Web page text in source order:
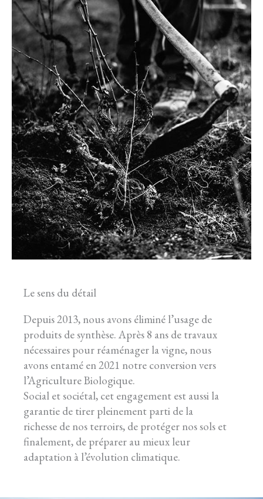
Le sens du détail
Depuis 2013, nous avons éliminé l’usage de
produits de synthèse. Après 8 ans de travaux
nécessaires pour réaménager la vigne, nous
avons entamé en 2021 notre conversion vers
l’Agriculture Biologique.
Social et sociétal, cet engagement est aussi la
garantie de tirer pleinement parti de la
richesse de nos terroirs, de protéger nos sols et
finalement, de préparer au mieux leur
adaptation à l’évolution climatique.